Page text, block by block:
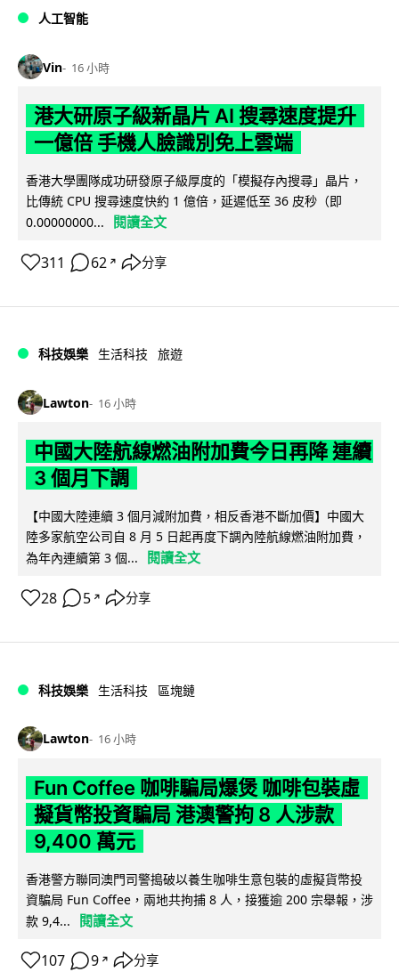
人工智能
Vin 16 小時
港大研原子級新晶片 AI 搜尋速度提升
一億倍 手機人臉識別免上雲端
香港大學團隊成功研發原子級厚度的「模擬存內搜尋」晶片，
比傳統 CPU 搜尋速度快約 1 億倍，延遲低至 36 皮秒（即
0.00000000...
閱讀全文
311 62 ↗ 分享
科技娛樂 生活科技 旅遊
Lawton 16 小時
中國大陸航線燃油附加費今日再降 連續
3 個月下調
【中國大陸連續 3 個月減附加費，相反香港不斷加價】中國大
陸多家航空公司自 8 月 5 日起再度下調內陸航線燃油附加費，
為年內連續第 3 個...
閱讀全文
28 5 ↗ 分享
科技娛樂 生活科技 區塊鏈
Lawton 16 小時
Fun Coffee 咖啡騙局爆煲 咖啡包裝虛
擬貨幣投資騙局 港澳警拘 8 人涉款
9,400 萬元
香港警方聯同澳門司警搗破以養生咖啡生意包裝的虛擬貨幣投
資騙局 Fun Coffee，兩地共拘捕 8 人，接獲逾 200 宗舉報，涉
款 9,4...
閱讀全文
107 9 ↗ 分享